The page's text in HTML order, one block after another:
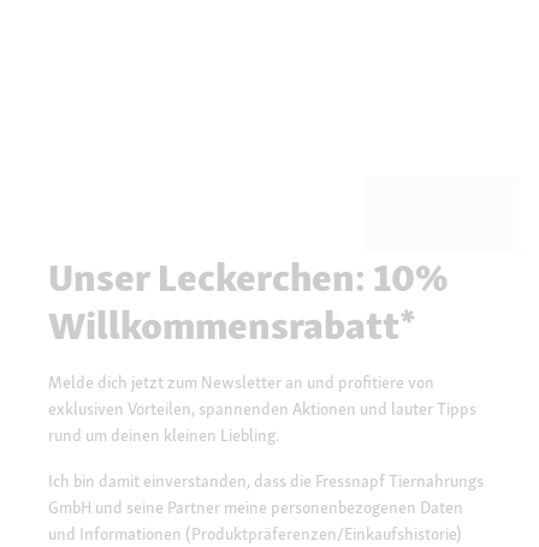
Unser Leckerchen: 10%
Willkommensrabatt*
Melde dich jetzt zum Newsletter an und profitiere von
exklusiven Vorteilen, spannenden Aktionen und lauter Tipps
rund um deinen kleinen Liebling.
Ich bin damit einverstanden, dass die Fressnapf Tiernahrungs
GmbH und seine Partner meine personenbezogenen Daten
und Informationen (Produktpräferenzen/Einkaufshistorie)